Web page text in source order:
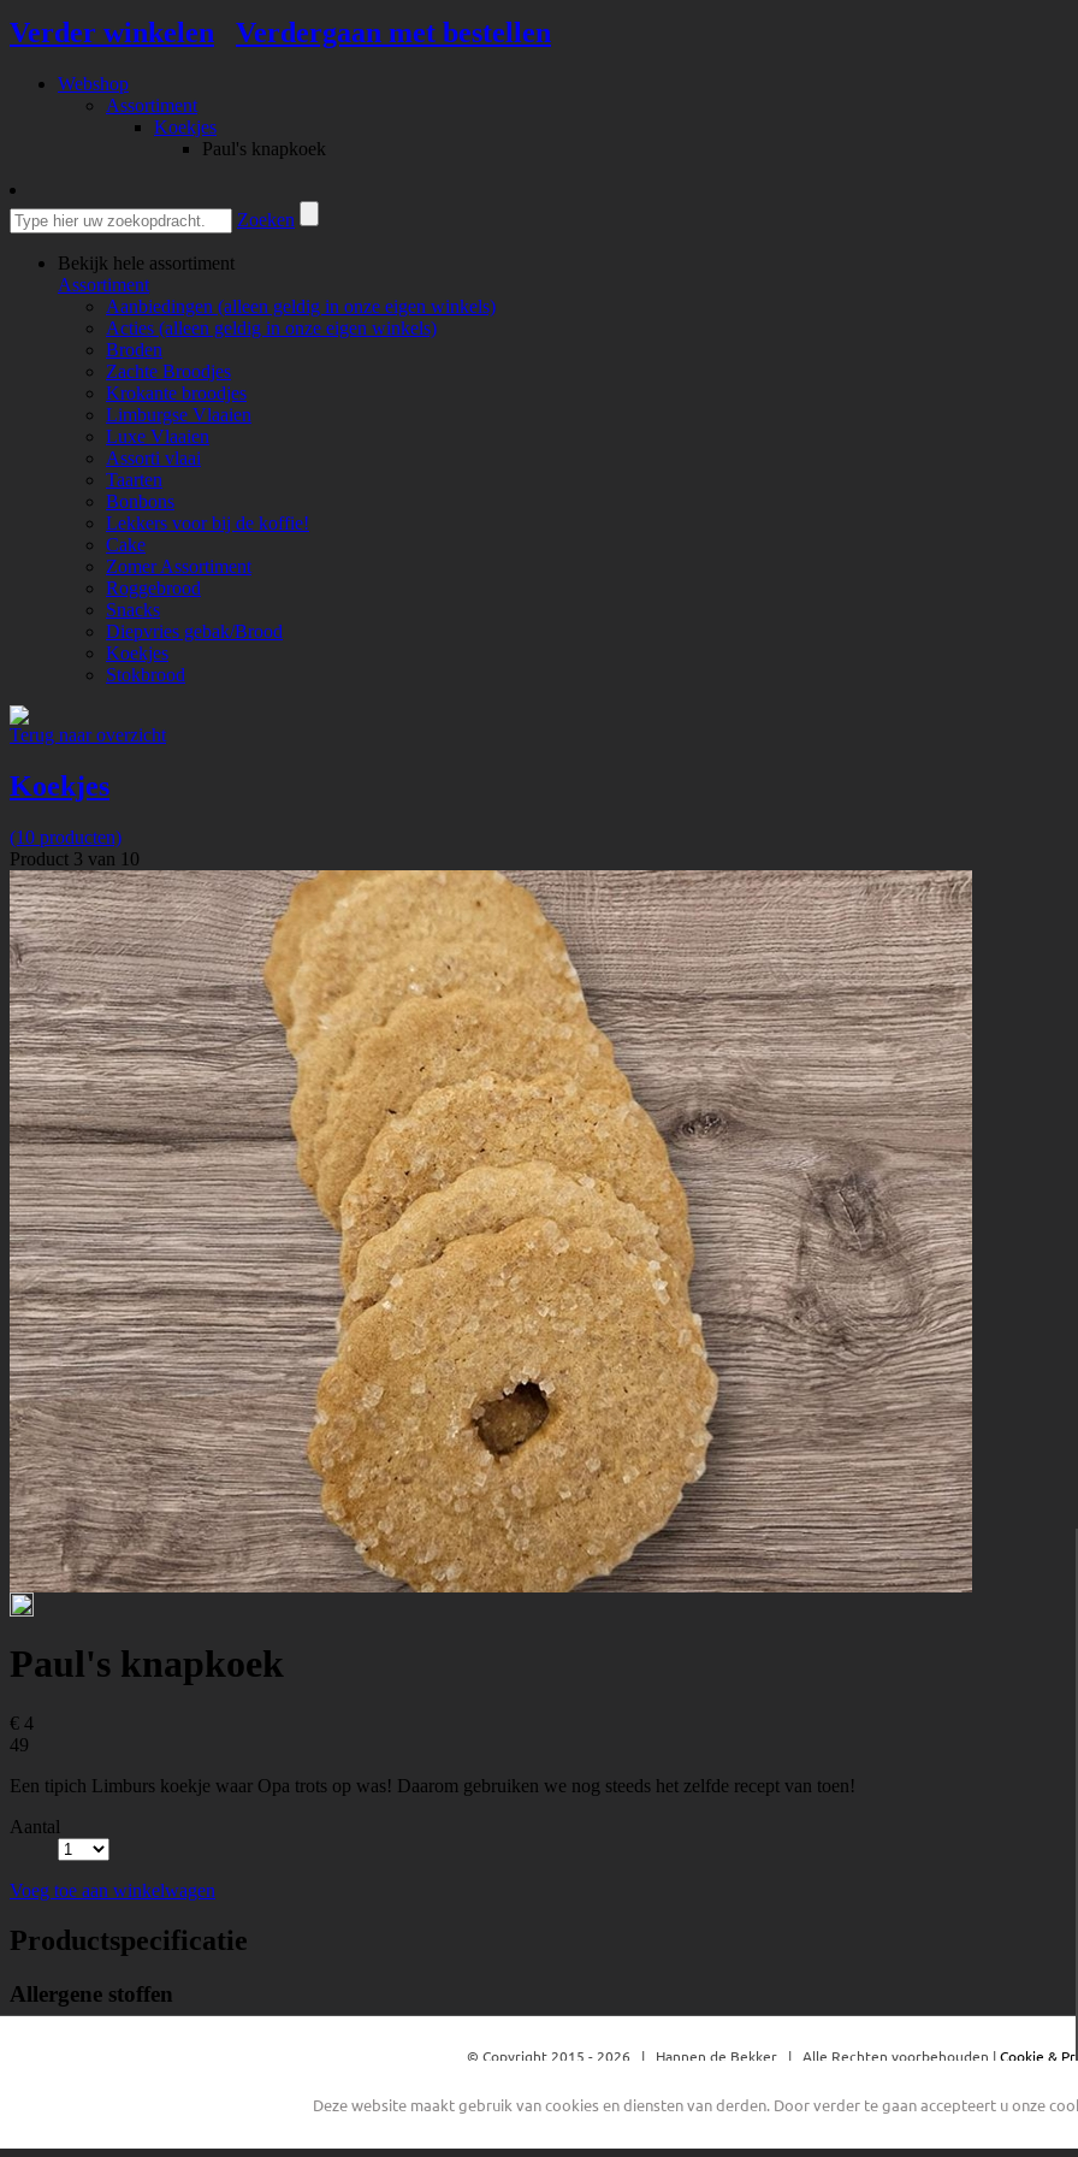
© Copyright 2015 - 2026 | Hannen de Bekker | Alle Rechten voorbehouden |Cookie &
FacebookYouTubeInstagram
Deze website maakt gebruik van cookies en diensten van derden. Door verder te gaan accepteert u onze